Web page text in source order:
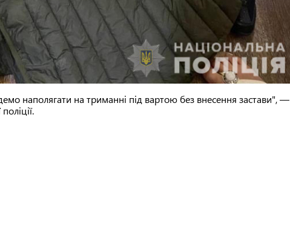
наполягати на триманні під вартою без внесення застави", —